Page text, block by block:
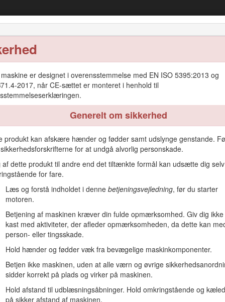
er designet i overensstemmelse med EN ISO 5395:2013 og
2017, når CE-sættet er monteret i henhold til
Generelt om sikkerhed
produkt kan afskære hænder og fødder samt udslynge genstande.
for at undgå alvorlig personskade.
af dette produkt til andre end det tiltænkte formål kan udsætte dig
for fare.
Læs og forstå indholdet i denne betjeningsvejledning, før du starter
motoren.
Betjening af maskinen kræver din fulde opmærksomhed. Giv dig ikke
kast med aktiviteter, der afleder opmærksomheden, da dette kan
person- eller tingsskade.
Hold hænder og fødder væk fra bevægelige maskinkomponenter.
Betjen ikke maskinen, uden at alle værn og øvrige
sidder korrekt på plads og virker på maskinen.
Hold afstand til udblæsningsåbninger. Hold omkringstående og
på sikker afstand af maskinen.
4000- eller 4010-plæneklipper med
Betjening Vedligeholdelse Opbevaring
brug af professionelle, ansatte operatører i kommercielle
sportsbaner og kommercielle områder.
og korrekt betjening af denne maskine skal du
af anvisningerne i betjeningsvejledningen eller manglende
driftspraksis, herunder sikkerhedstip og
yderligere oplysninger, bedes du kontakte en autoriseret
angiver, hvor model- og serienummeret er placeret på produktet.
(hvis udstyret hermed) med din mobilenhed